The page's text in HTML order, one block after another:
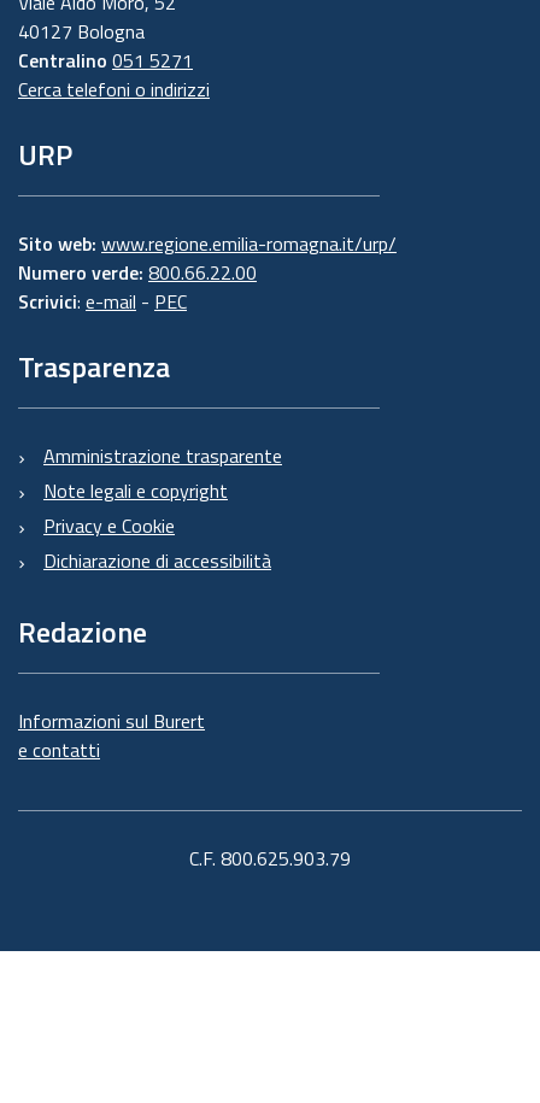
40127 Bologna
Centralino 051 5271
Cerca telefoni o indirizzi
URP
Sito web: www.regione.emilia-romagna.it/urp/
Numero verde: 800.66.22.00
Scrivici: e-mail - PEC
Trasparenza
Amministrazione trasparente
Note legali e copyright
Privacy e Cookie
Dichiarazione di accessibilità
Redazione
Informazioni sul Burert
e contatti
C.F. 800.625.903.79